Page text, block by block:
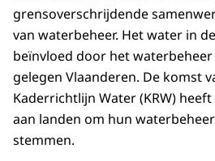
grensoverschrijdende
van waterbeheer. Het water in
beïnvloed door het
gelegen Vlaanderen. De komst
Kaderrichtlijn Water (KRW)
aan landen om hun
stemmen.